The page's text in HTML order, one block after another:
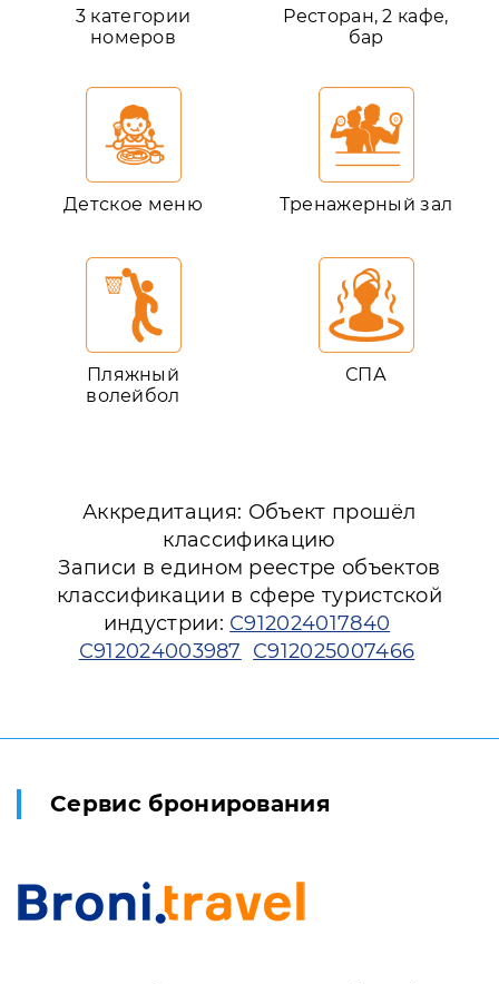
3 категории
номеров
Ресторан, 2 кафе,
бар
Детское меню Тренажерный зал
Пляжный
волейбол
СПА
Аккредитация: Объект прошёл
классификацию
Записи в едином реестре объектов
классификации в сфере туристской
индустрии: С912024017840
С912024003987 С912025007466
Сервис бронирования